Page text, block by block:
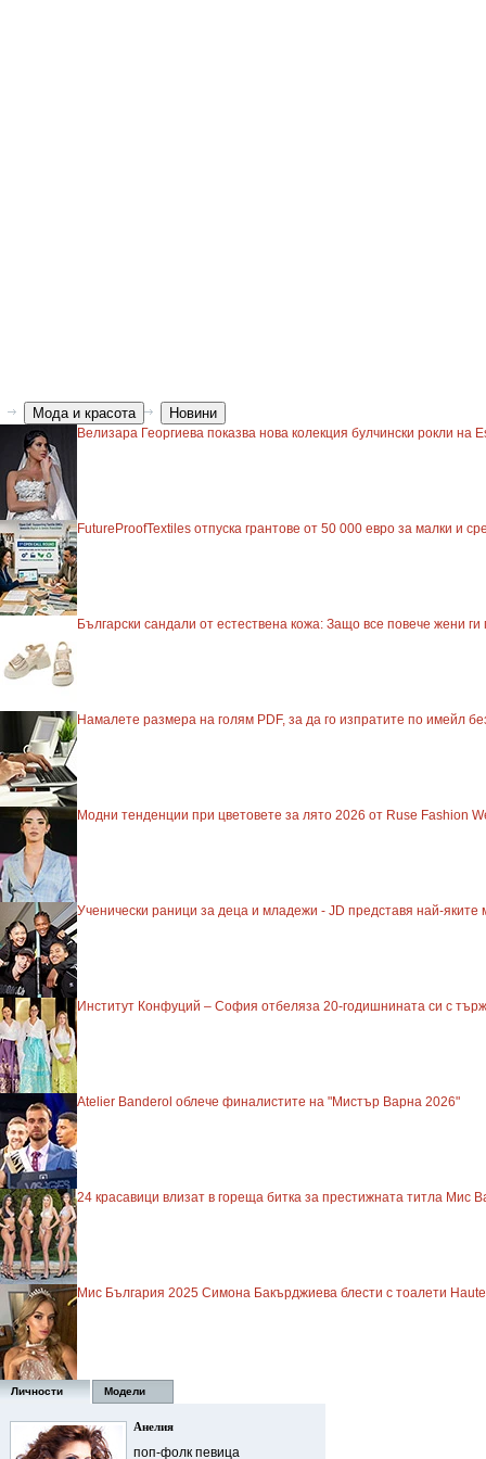
Мода и красота Новини
Велизара Георгиева показва нова колекция булчински рокли на
FutureProofTextiles отпуска грантове от 50 000 евро за малки и
Български сандали от естествена кожа: Защо все повече жени
Намалете размера на голям PDF, за да го изпратите по имейл
Модни тенденции при цветовете за лято 2026 от Ruse Fashion
Ученически раници за деца и младежи - JD представя най-яките
Институт Конфуций – София отбеляза 20-годишнината си с
Atelier Banderol облече финалистите на "Мистър Варна 2026"
24 красавици влизат в гореща битка за престижната титла Мис
Мис България 2025 Симона Бакърджиева блести с тоалети
Личности Модели
Анелия
поп-фолк певица